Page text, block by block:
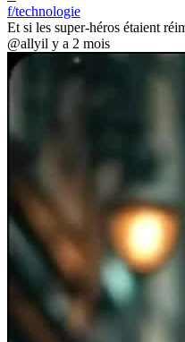
f/technologie
Et si les super-héros étaient
@allyil y a 2 mois